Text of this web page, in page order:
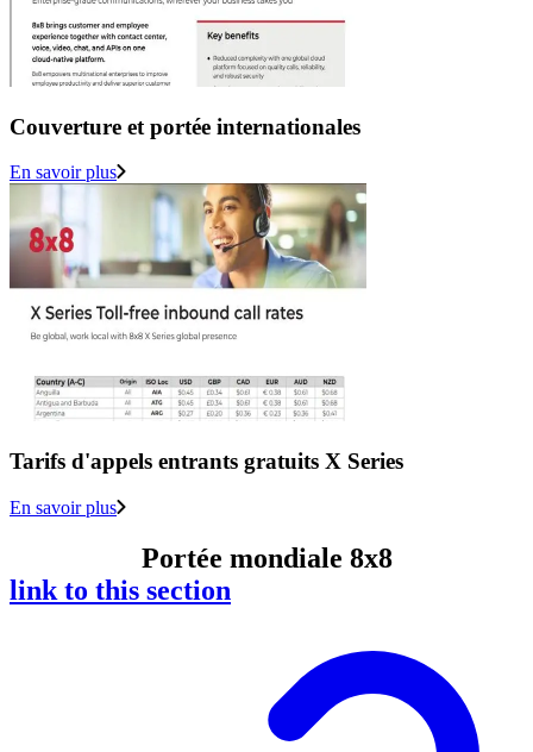
Couverture et portée internationales
En savoir plus
Tarifs d'appels entrants gratuits X Series
En savoir plus
Portée mondiale 8x8
link to this section